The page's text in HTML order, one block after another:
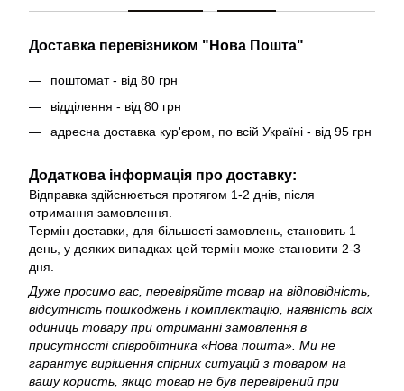
Доставка перевізником "Нова Пошта"
поштомат - від 80 грн
відділення - від 80 грн
адресна доставка кур'єром, по всій Україні - від 95 грн
Додаткова інформація про доставку:
Відправка здійснюється протягом 1-2 днів, після
отримання замовлення.
Термін доставки, для більшості замовлень, становить 1
день, у деяких випадках цей термін може становити 2-3
дня.
Дуже просимо вас, перевіряйте товар на відповідність,
відсутність пошкоджень і комплектацію, наявність всіх
одиниць товару при отриманні замовлення в
присутності співробітника «Нова пошта». Ми не
гарантує вирішення спірних ситуацій з товаром на
вашу користь, якщо товар не був перевірений при